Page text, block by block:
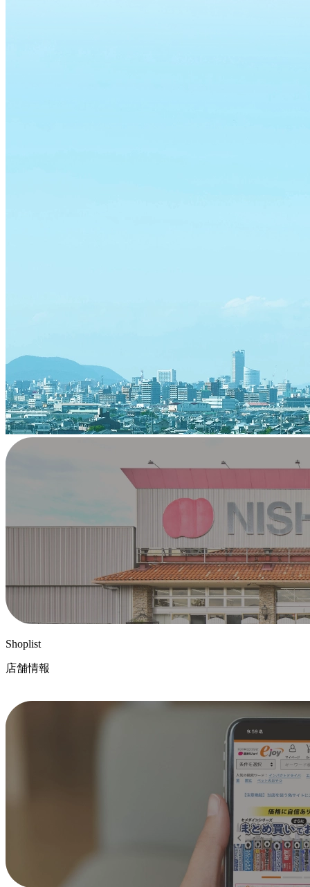
Shoplist
店舗情報